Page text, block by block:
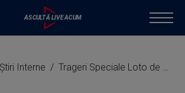
Știri Interne Trageri Speciale Loto de Paște 2026. Loteria Română suplimentează fondul de câştiguri cu 350.000 de lei